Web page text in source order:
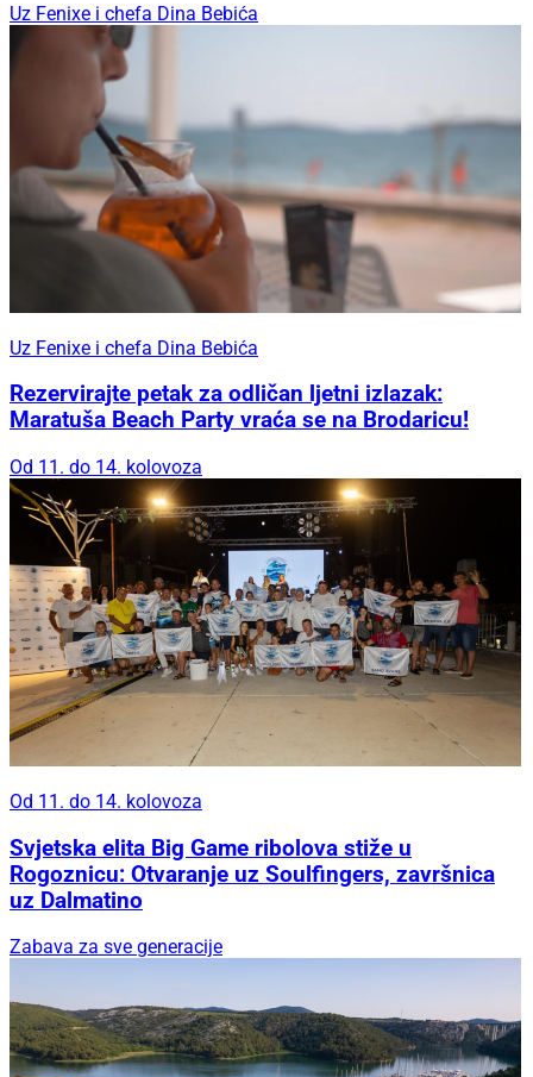
Uz Fenixe i chefa Dina Bebića
Uz Fenixe i chefa Dina Bebića
Rezervirajte petak za odličan ljetni izlazak:
Maratuša Beach Party vraća se na Brodaricu!
Od 11. do 14. kolovoza
Od 11. do 14. kolovoza
Svjetska elita Big Game ribolova stiže u
Rogoznicu: Otvaranje uz Soulfingers, završnica
uz Dalmatino
Zabava za sve generacije